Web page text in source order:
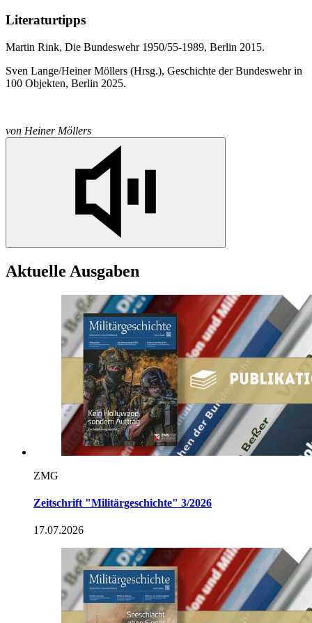
Literaturtipps
Martin Rink, Die Bundeswehr 1950/55‑1989, Berlin 2015.
Sven Lange/Heiner Möllers (Hrsg.), Geschichte der Bundeswehrin
100 Objekten, Berlin 2025.
von Heiner Möllers
Aktuelle Ausgaben
ZMG
Zeitschrift "Militärgeschichte" 3/2026
17.07.2026